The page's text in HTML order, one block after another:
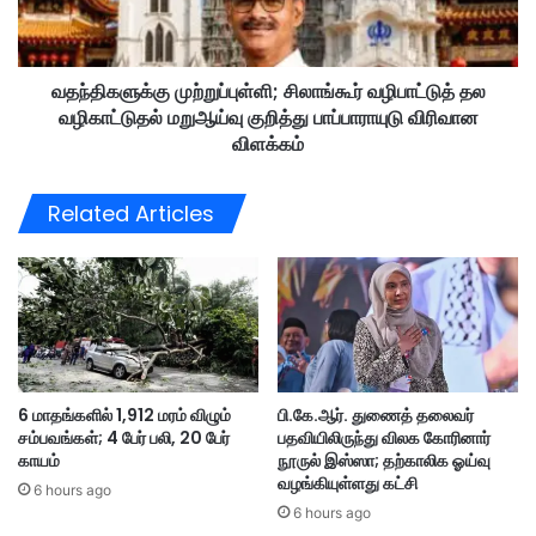
த
மா
ண
கு
R
M
3
6
,
5
5
0
க
ல்
வி
க்
கு
மு
ளி
;
சி
லா
ங்
கூ
ர்
வ
ழி
பா
ட்
டு
வதந்திகளுக்கு முற்றுப்புள்ளி; சிலாங்கூர் வழிபாட்டுத் தல
வழிகாட்டுதல் மறுஆய்வு குறித்து பாப்பாராயுடு விரிவான
விளக்கம்
Related Articles
6 மாதங்களில் 1,912 மரம் விழும்
சம்பவங்கள்; 4 பேர் பலி, 20 பேர்
காயம்
6 hours ago
பி.கே.ஆர். துணைத் தலைவர்
பதவியிலிருந்து விலக கோரினார்
நூருல் இஸ்ஸா; தற்காலிக ஓய்வு
வழங்கியுள்ளது கட்சி
6 hours ago